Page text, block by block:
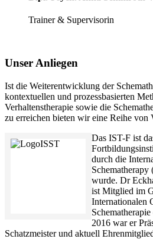
Trainer & Supervisorin
Unser Anliegen
Ist die Weiterentwicklung der
kontextuellen und prozessbasierten
Verhaltenstherapie sowie die
zu erreichen bieten wir eine Reihe von
Das IST-F ist
durch die
wurde. Dr
ist Mitglied im
Internationalen
2016 war er
Schatzmeister und aktuell